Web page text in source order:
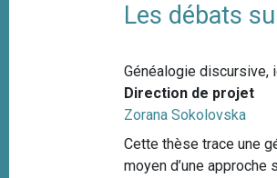
Les débats
Généalogie discursive,
Direction de projet
Zorana Sokolovska
Cette thèse trace une
moyen d’une